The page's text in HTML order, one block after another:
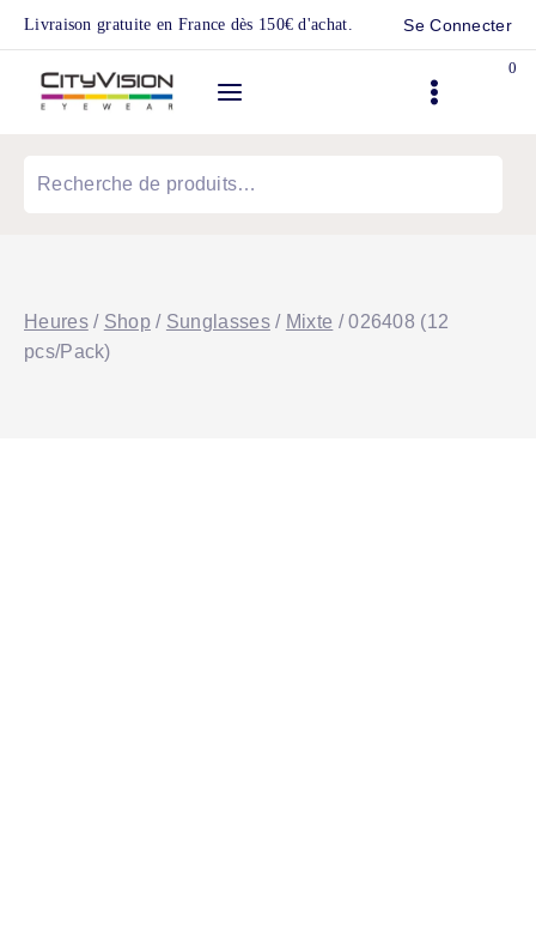
Skip
content
Livraison gratuite en France dès 150€ d'achat. Se Connecter
0
Heures / Shop / Sunglasses / Mixte / 026408 (12
pcs/Pack)